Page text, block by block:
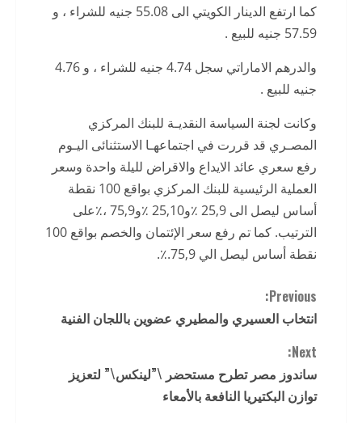
كما ارتفع الدينار الكويتي الى 55.08 جنيه للشراء ، و
57.59 جنيه للبيع .
والدرهم الاماراتي سجل 4.74 جنيه للشراء ، و 4.76
جنيه للبيع .
وكانت لجنة السياسة النقديـة للبنك المركزي
المصـري قد قررت في اجتماعهـا الاستثنائى اليـوم
رفع سعري عائد الايداع والاقراض لليلة واحدة وسعر
العملية الرئيسية للبنك المركزي بواقع 100 نقطة
أساس ليصل الى 25,9 ٪و25,10 ٪و75,9 ،٪على
الترتيب. كما تم رفع سعر الإئتمان والخصم بواقع 100
نقطة أساس ليصل الي 75,9.٪.
C
o
n
t
Previous:
انتخاب العسيري والمطيري عضوين باللجان الفنية
Next:
ساندوز مصر تطرح مستحضر \”لينكس\” لتعزيز
توازن البكتيريا النافعة بالأمعاء